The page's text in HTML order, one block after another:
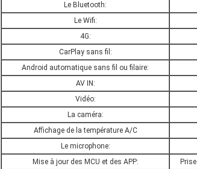
Le Bluetooth:
Le Wifi:
4G:
CarPlay sans fil:
Android automatique sans fil ou filaire:
AV IN:
Vidéo:
La caméra:
Affichage de la température A/C
Le microphone:
Mise à jour des MCU et des APP: